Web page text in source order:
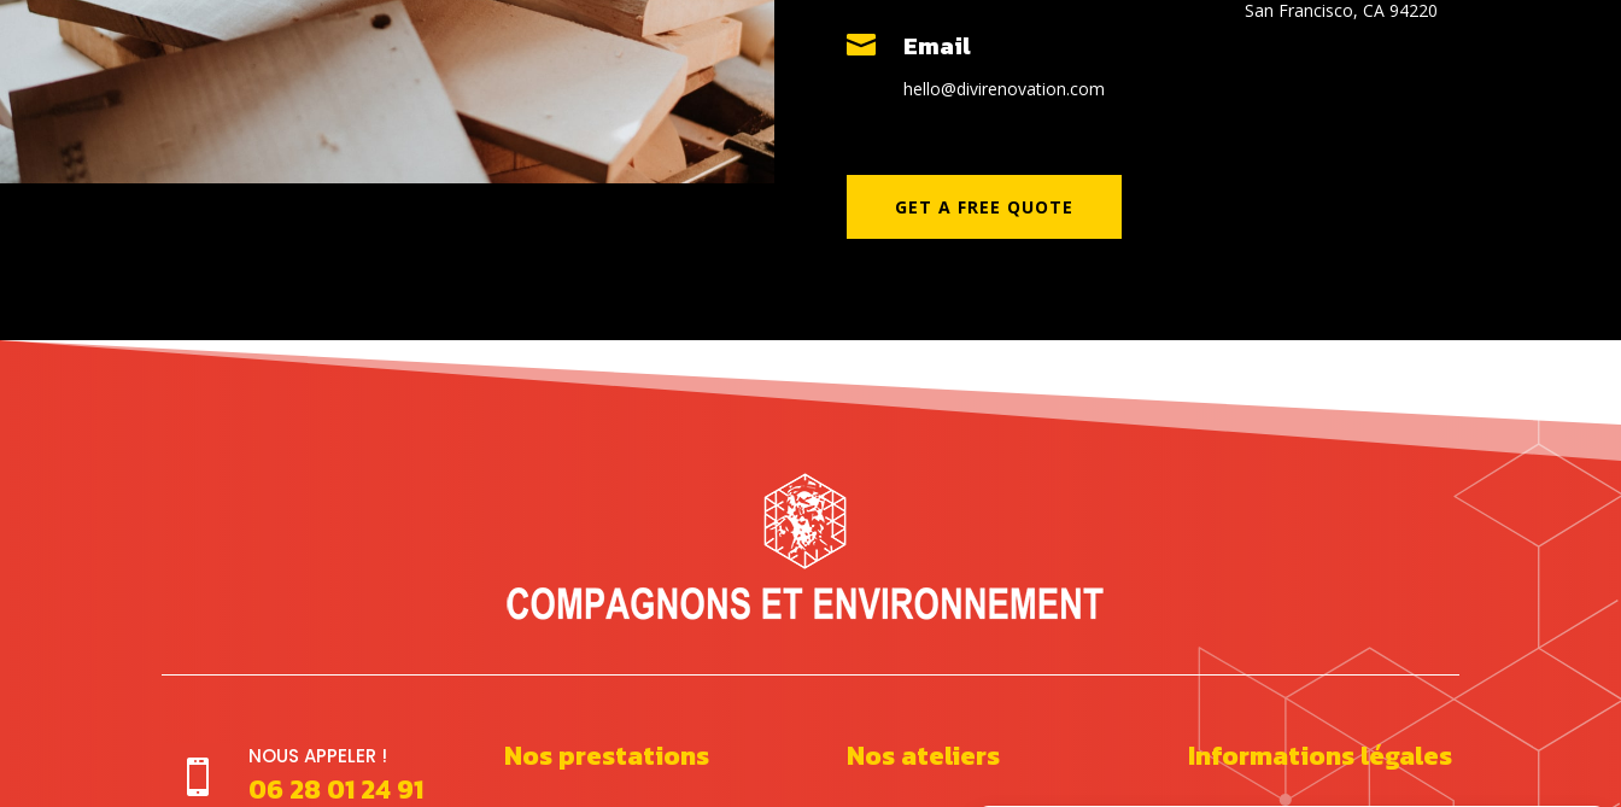
 Email
hello@divirenovation.com
San Francisco, CA 94220
GET A FREE QUOTE

NOUS APPELER !
06 28 01 24 91
Nos prestations Nos ateliers Informations légales